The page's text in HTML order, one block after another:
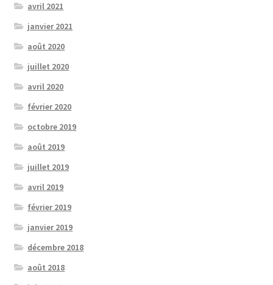
avril 2021
janvier 2021
août 2020
juillet 2020
avril 2020
février 2020
octobre 2019
août 2019
juillet 2019
avril 2019
février 2019
janvier 2019
décembre 2018
août 2018